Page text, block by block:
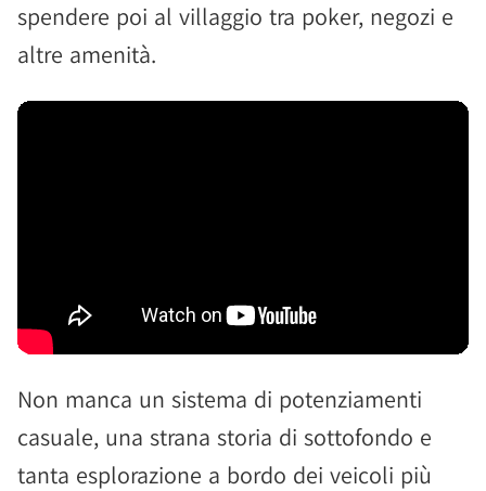
spendere poi al villaggio tra poker, negozi e
altre amenità.
Non manca un sistema di potenziamenti
casuale, una strana storia di sottofondo e
tanta esplorazione a bordo dei veicoli più